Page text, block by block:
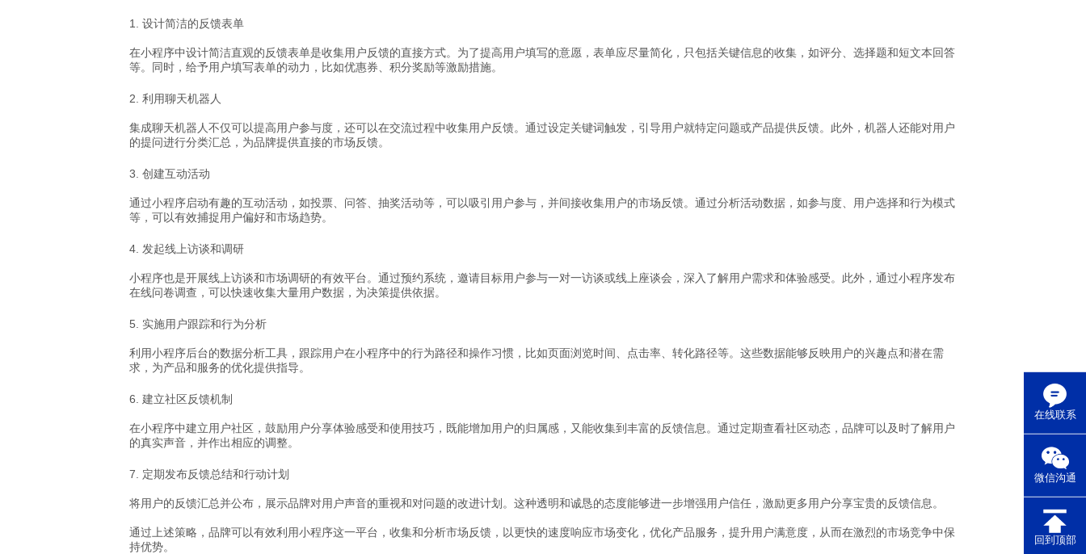
在线联系
微信沟通
回到顶部
1. 设计简洁的反馈表单
在小程序中设计简洁直观的反馈表单是收集用户反馈的直接方式。为了提高用户填写的意愿，表单应尽量简化，只包括关键信息的收集，如评分、选择题和短文本回答
等。同时，给予用户填写表单的动力，比如优惠券、积分奖励等激励措施。
2. 利用聊天机器人
集成聊天机器人不仅可以提高用户参与度，还可以在交流过程中收集用户反馈。通过设定关键词触发，引导用户就特定问题或产品提供反馈。此外，机器人还能对用户
的提问进行分类汇总，为品牌提供直接的市场反馈。
3. 创建互动活动
通过小程序启动有趣的互动活动，如投票、问答、抽奖活动等，可以吸引用户参与，并间接收集用户的市场反馈。通过分析活动数据，如参与度、用户选择和行为模式
等，可以有效捕捉用户偏好和市场趋势。
4. 发起线上访谈和调研
小程序也是开展线上访谈和市场调研的有效平台。通过预约系统，邀请目标用户参与一对一访谈或线上座谈会，深入了解用户需求和体验感受。此外，通过小程序发布
在线问卷调查，可以快速收集大量用户数据，为决策提供依据。
5. 实施用户跟踪和行为分析
利用小程序后台的数据分析工具，跟踪用户在小程序中的行为路径和操作习惯，比如页面浏览时间、点击率、转化路径等。这些数据能够反映用户的兴趣点和潜在需
求，为产品和服务的优化提供指导。
6. 建立社区反馈机制
在小程序中建立用户社区，鼓励用户分享体验感受和使用技巧，既能增加用户的归属感，又能收集到丰富的反馈信息。通过定期查看社区动态，品牌可以及时了解用户
的真实声音，并作出相应的调整。
7. 定期发布反馈总结和行动计划
将用户的反馈汇总并公布，展示品牌对用户声音的重视和对问题的改进计划。这种透明和诚恳的态度能够进一步增强用户信任，激励更多用户分享宝贵的反馈信息。
通过上述策略，品牌可以有效利用小程序这一平台，收集和分析市场反馈，以更快的速度响应市场变化，优化产品服务，提升用户满意度，从而在激烈的市场竞争中保
持优势。